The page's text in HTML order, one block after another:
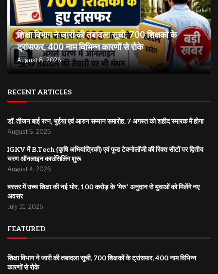
शिक्षा विभाग ने जारी की तबादला सूची, 700 शिक्षकों के
ट्रांसफर, 400 नाम विभिन्न कारणों से रोके
August 8, 2026
RECENT ARTICLES
डॉ. तीजन बाई रत्न, भुईया एवं आरुग सम्मान समारोह, 7 अगस्त को शहीद स्मारक में होगा
August 5, 2026
IGKV में B.Tech (कृषि अभियांत्रिकी) एवं फूड टेक्नोलॉजी की रिक्त सीटों पर द्वितीय
चरण ऑनलाइन काउंसिलिंग शुरू
August 4, 2026
बस्तर में उच्च शिक्षा की नई भोर, 100 करोड़ के ‘मेरु’ अनुदान से युवाओं को मिलेंगे नए
अवसर
July 31, 2026
FEATURED
शिक्षा विभाग ने जारी की तबादला सूची, 700 शिक्षकों के ट्रांसफर, 400 नाम विभिन्न
कारणों से रोके